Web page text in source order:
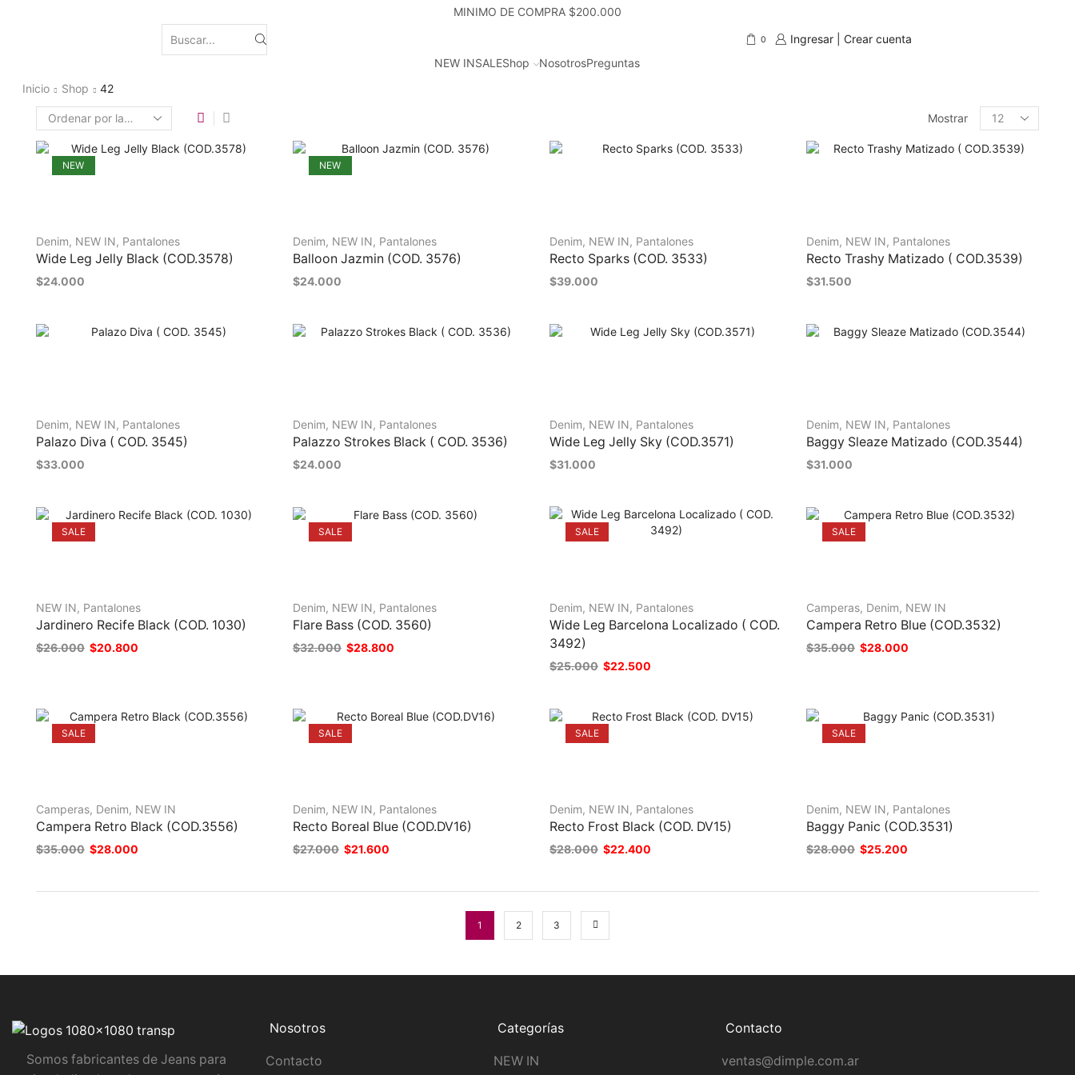
MINIMO DE COMPRA $200.000
0
Ingresar | Crear cuenta
NEW INSALEShop NosotrosPreguntas
Inicio
Shop 42
Mostrar
NEW
Denim, NEW IN, Pantalones
Wide Leg Jelly Black (COD.3578)
$24.000
NEW
Denim, NEW IN, Pantalones
Balloon Jazmin (COD. 3576)
$24.000
Denim, NEW IN, Pantalones
Recto Sparks (COD. 3533)
$39.000
Denim, NEW IN, Pantalones
Recto Trashy Matizado ( COD.3539)
$31.500
Denim, NEW IN, Pantalones
Palazo Diva ( COD. 3545)
$33.000
Denim, NEW IN, Pantalones
Palazzo Strokes Black ( COD. 3536)
$24.000
Denim, NEW IN, Pantalones
Wide Leg Jelly Sky (COD.3571)
$31.000
Denim, NEW IN, Pantalones
Baggy Sleaze Matizado (COD.3544)
$31.000
SALE
NEW IN, Pantalones
Jardinero Recife Black (COD. 1030)
$26.000 $20.800
SALE
Denim, NEW IN, Pantalones
Flare Bass (COD. 3560)
$32.000 $28.800
SALE
Denim, NEW IN, Pantalones
Wide Leg Barcelona Localizado ( COD.
3492)
$25.000 $22.500
SALE
Camperas, Denim, NEW IN
Campera Retro Blue (COD.3532)
$35.000 $28.000
SALE
Camperas, Denim, NEW IN
Campera Retro Black (COD.3556)
$35.000 $28.000
SALE
Denim, NEW IN, Pantalones
Recto Boreal Blue (COD.DV16)
$27.000 $21.600
SALE
Denim, NEW IN, Pantalones
Recto Frost Black (COD. DV15)
$28.000 $22.400
SALE
Denim, NEW IN, Pantalones
Baggy Panic (COD.3531)
$28.000 $25.200
1 2 3
Somos fabricantes de Jeans para
Nosotros
Contacto
Categorías
NEW IN
Contacto
ventas@dimple.com.ar